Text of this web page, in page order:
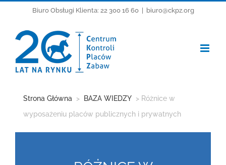
zawartości
Biuro Obsługi Klienta: 22 300 16 60 biuro@ckpz.org
Strona Główna > BAZA WIEDZY> Różnice w
wyposażeniu placów publicznych i prywatnych